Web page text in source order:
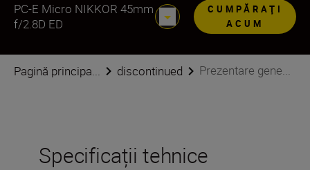
PC-E Micro NIKKOR 45mm
f/2.8D ED
CUMPĂRAŢI
ACUM
Pagină principa... discontinued Prezentare gene...
Specificații tehnice